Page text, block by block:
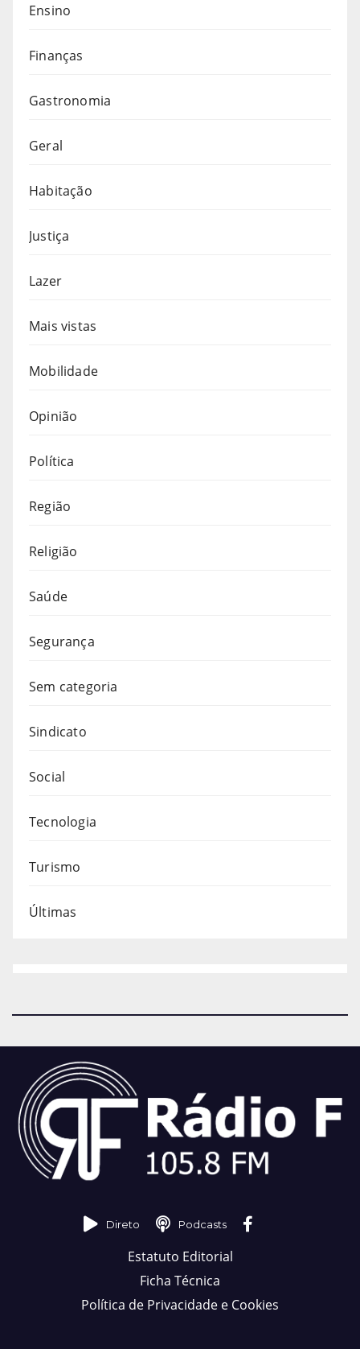
Ensino
Finanças
Gastronomia
Geral
Habitação
Justiça
Lazer
Mais vistas
Mobilidade
Opinião
Política
Região
Religião
Saúde
Segurança
Sem categoria
Sindicato
Social
Tecnologia
Turismo
Últimas
Direto Podcasts
Estatuto Editorial
Ficha Técnica
Política de Privacidade e Cookies